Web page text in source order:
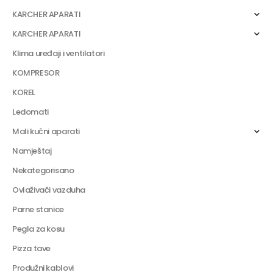
KARCHER APARATI
KARCHER APARATI
Klima uređaji i ventilatori
KOMPRESOR
KOREL
Ledomati
Mali kućni aparati
Namještaj
Nekategorisano
Ovlaživači vazduha
Parne stanice
Pegla za kosu
Pizza tave
Produžni kablovi